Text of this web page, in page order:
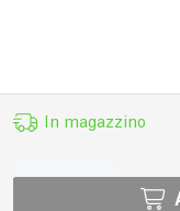
In magazzino